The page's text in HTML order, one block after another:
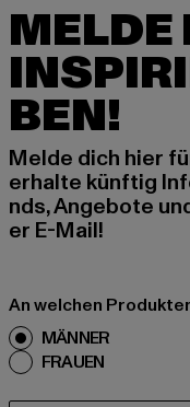
MELDE
BEN!
Melde dich hier
erhalte künftig
nds, Angebote
er E-Mail!
An welchen
MÄNNER
FRAUEN